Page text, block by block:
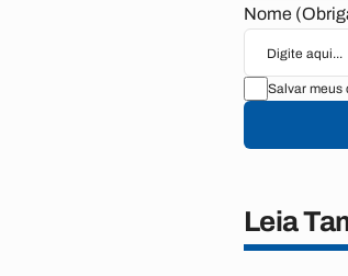
Nome
Salvar meus
Leia